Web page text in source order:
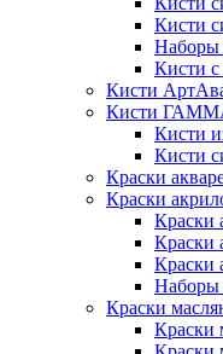
Кисти
Наборы
Кисти с
Кисти
Кисти
Кисти
Кисти
Краски
Краски
Краски
Краски
Наборы
Краски
Краски